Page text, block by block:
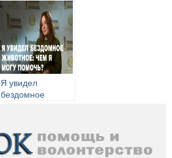
Надежда
Черкашина
Я увидел
бездомное